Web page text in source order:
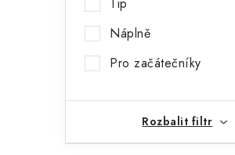
e
l
Náplně
Pro začátečníky
Rozbalit filtr